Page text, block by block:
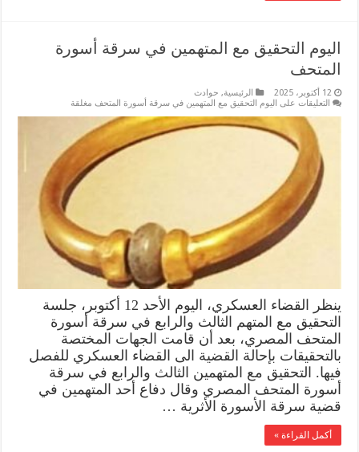
اليوم التحقيق مع المتهمين في سرقة أسورة
المتحف
12 أكتوبر، 2025 الرئيسية, حوادث
التعليقات على اليوم التحقيق مع المتهمين في سرقة أسورة المتحف مغلقة
ينظر القضاء العسكري، اليوم الأحد 12 أكتوبر، جلسة
التحقيق مع المتهم الثالث والرابع في سرقة أسورة
المتحف المصري، بعد أن قامت الجهات المختصة
بالتحقيقات بإحالة القضية الى القضاء العسكري للفصل
فيها. التحقيق مع المتهمين الثالث والرابع في سرقة
أسورة المتحف المصري وقال دفاع أحد المتهمين في
قضية سرقة الأسورة الأثرية …
أكمل القراءة »